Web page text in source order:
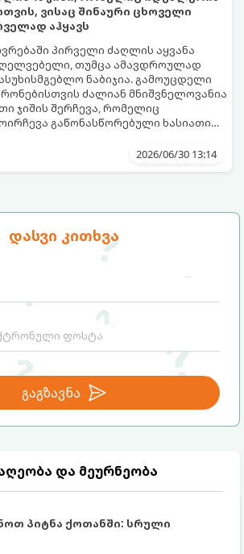
დასვი კითხვა
გაგზავნა
და მეურნეობა
პიტნა ქოთანში: სრული
მზეზე შეიძლება 50°C-ს
ხოლო 30°C სიცხეში გზის საფარი
მდე ხურდება! ასეთ ზედაპირზე სულ
1-2 წუთიანი გასეირნებაც კი
რომ ძაღლმა თათების მძიმე,
დამწვრობა მიიღოს.
რომ თქვენი ერთგული
საფრთხისგან დაიცვათ,
ერთი ძალიან მარტივი,
წესი.
ვისაც შინაური ცხოველი
აჰყავს
პირველი ძაღლის აყვანა
თუმცა ამავდროულად
ნაბიჯია. გამოუცდელი
ძალიან მნიშვნელოვანია
ჯიშის შერჩევა, რომელიც
გაწონასწორებული ხასიათით,
ზედმეტად რთულ მოვლას.
10 საუკეთესო ჯიშის სია,2026/06/30 13:14